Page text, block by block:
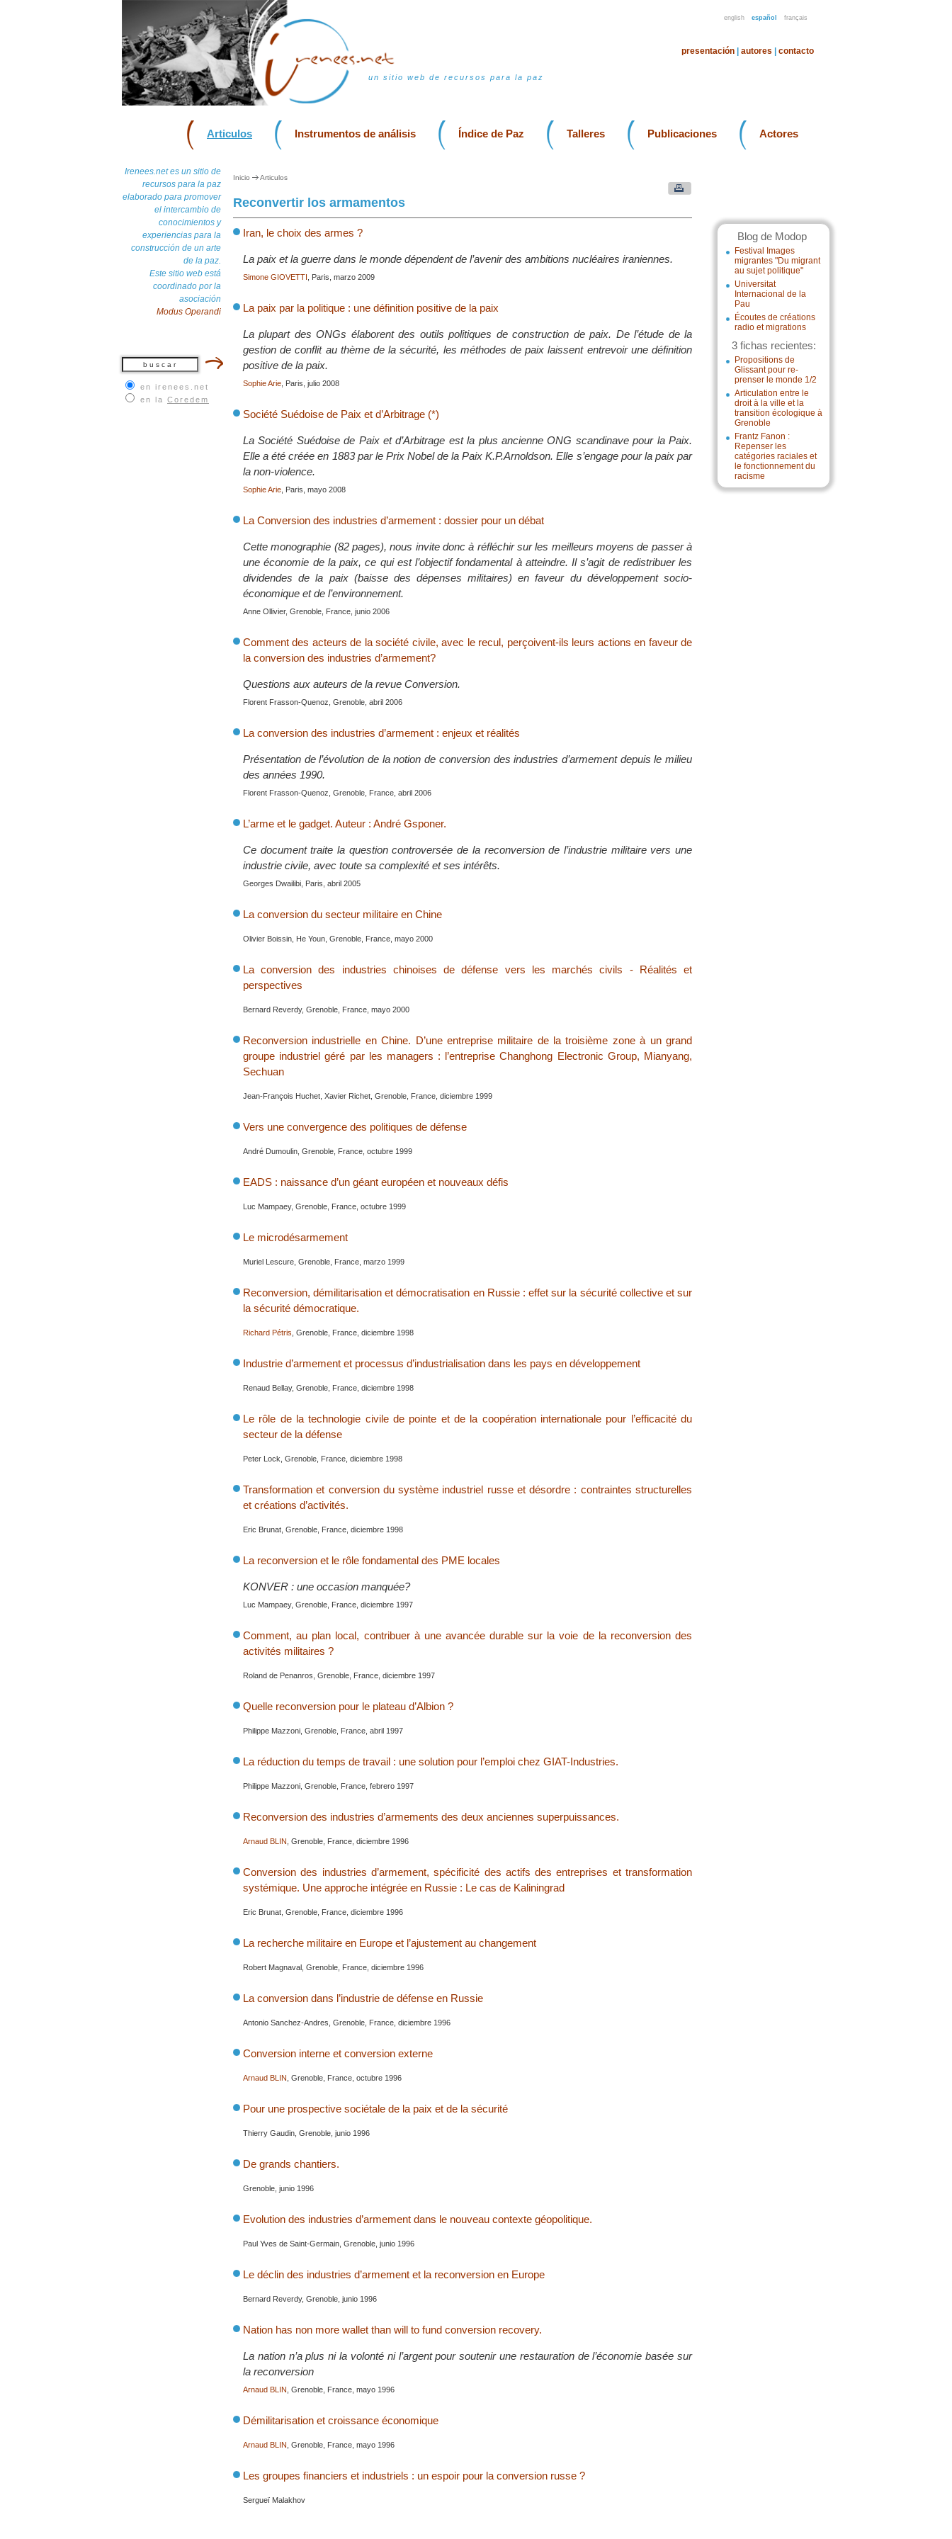
english español français
un sitio web de recursos para la paz
presentación autores contacto
Articulos Instrumentos de análisis Índice de Paz Talleres Publicaciones Actores
Irenees.net es un sitio de
recursos para la paz
elaborado para promover
el intercambio de
conocimientos y
experiencias para la
construcción de un arte
de la paz.
Este sitio web está
coordinado por la
asociación
Modus Operandi
en irenees.net
en la Coredem
Blog de Modop
Festival Images
migrantes "Du migrant
au sujet politique"
Universitat
Internacional de la
Pau
Écoutes de créations
radio et migrations
3 fichas recientes:
Propositions de
Glissant pour re-
prenser le monde 1/2
Articulation entre le
droit à la ville et la
transition écologique à
Grenoble
Frantz Fanon :
Repenser les
catégories raciales et
le fonctionnement du
racisme
Inicio Articulos
Reconvertir los armamentos
Iran, le choix des armes ?
La paix et la guerre dans le monde dépendent de l’avenir des ambitions nucléaires iraniennes.
Simone GIOVETTI , Paris, marzo 2009
La paix par la politique : une définition positive de la paix
La plupart des ONGs élaborent des outils politiques de construction de paix. De l’étude de la
gestion de conflit au thème de la sécurité, les méthodes de paix laissent entrevoir une définition
positive de la paix.
Sophie Arie , Paris, julio 2008
Société Suédoise de Paix et d’Arbitrage (*)
La Société Suédoise de Paix et d’Arbitrage est la plus ancienne ONG scandinave pour la Paix.
Elle a été créée en 1883 par le Prix Nobel de la Paix K.P.Arnoldson. Elle s’engage pour la paix par
la non-violence.
Sophie Arie , Paris, mayo 2008
La Conversion des industries d’armement : dossier pour un débat
Cette monographie (82 pages), nous invite donc à réfléchir sur les meilleurs moyens de passer à
une économie de la paix, ce qui est l’objectif fondamental à atteindre. Il s’agit de redistribuer les
dividendes de la paix (baisse des dépenses militaires) en faveur du développement socio-
économique et de l’environnement.
Anne Ollivier, Grenoble, France, junio 2006
Comment des acteurs de la société civile, avec le recul, perçoivent-ils leurs actions en faveur de
la conversion des industries d’armement?
Questions aux auteurs de la revue Conversion.
Florent Frasson-Quenoz, Grenoble, abril 2006
La conversion des industries d’armement : enjeux et réalités
Présentation de l’évolution de la notion de conversion des industries d’armement depuis le milieu
des années 1990.
Florent Frasson-Quenoz, Grenoble, France, abril 2006
L’arme et le gadget. Auteur : André Gsponer.
Ce document traite la question controversée de la reconversion de l’industrie militaire vers une
industrie civile, avec toute sa complexité et ses intérêts.
Georges Dwailibi, Paris, abril 2005
La conversion du secteur militaire en Chine
Olivier Boissin, He Youn, Grenoble, France, mayo 2000
La conversion des industries chinoises de défense vers les marchés civils - Réalités et
perspectives
Bernard Reverdy, Grenoble, France, mayo 2000
Reconversion industrielle en Chine. D’une entreprise militaire de la troisième zone à un grand
groupe industriel géré par les managers : l’entreprise Changhong Electronic Group, Mianyang,
Sechuan
Jean-François Huchet, Xavier Richet, Grenoble, France, diciembre 1999
Vers une convergence des politiques de défense
André Dumoulin, Grenoble, France, octubre 1999
EADS : naissance d’un géant européen et nouveaux défis
Luc Mampaey, Grenoble, France, octubre 1999
Le microdésarmement
Muriel Lescure, Grenoble, France, marzo 1999
Reconversion, démilitarisation et démocratisation en Russie : effet sur la sécurité collective et sur
la sécurité démocratique.
Richard Pétris , Grenoble, France, diciembre 1998
Industrie d’armement et processus d’industrialisation dans les pays en développement
Renaud Bellay, Grenoble, France, diciembre 1998
Le rôle de la technologie civile de pointe et de la coopération internationale pour l’efficacité du
secteur de la défense
Peter Lock, Grenoble, France, diciembre 1998
Transformation et conversion du système industriel russe et désordre : contraintes structurelles
et créations d’activités.
Eric Brunat, Grenoble, France, diciembre 1998
La reconversion et le rôle fondamental des PME locales
KONVER : une occasion manquée?
Luc Mampaey, Grenoble, France, diciembre 1997
Comment, au plan local, contribuer à une avancée durable sur la voie de la reconversion des
activités militaires ?
Roland de Penanros, Grenoble, France, diciembre 1997
Quelle reconversion pour le plateau d’Albion ?
Philippe Mazzoni, Grenoble, France, abril 1997
La réduction du temps de travail : une solution pour l’emploi chez GIAT-Industries.
Philippe Mazzoni, Grenoble, France, febrero 1997
Reconversion des industries d’armements des deux anciennes superpuissances.
Arnaud BLIN , Grenoble, France, diciembre 1996
Conversion des industries d’armement, spécificité des actifs des entreprises et transformation
systémique. Une approche intégrée en Russie : Le cas de Kaliningrad
Eric Brunat, Grenoble, France, diciembre 1996
La recherche militaire en Europe et l’ajustement au changement
Robert Magnaval, Grenoble, France, diciembre 1996
La conversion dans l’industrie de défense en Russie
Antonio Sanchez-Andres, Grenoble, France, diciembre 1996
Conversion interne et conversion externe
Arnaud BLIN , Grenoble, France, octubre 1996
Pour une prospective sociétale de la paix et de la sécurité
Thierry Gaudin, Grenoble, junio 1996
De grands chantiers.
Grenoble, junio 1996
Evolution des industries d’armement dans le nouveau contexte géopolitique.
Paul Yves de Saint-Germain, Grenoble, junio 1996
Le déclin des industries d’armement et la reconversion en Europe
Bernard Reverdy, Grenoble, junio 1996
Nation has non more wallet than will to fund conversion recovery.
La nation n’a plus ni la volonté ni l’argent pour soutenir une restauration de l’économie basée sur
la reconversion
Arnaud BLIN , Grenoble, France, mayo 1996
Démilitarisation et croissance économique
Arnaud BLIN , Grenoble, France, mayo 1996
Les groupes financiers et industriels : un espoir pour la conversion russe ?
Sergueï Malakhov